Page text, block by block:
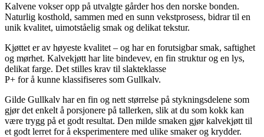
Kalvene vokser opp på utvalgte gårder hos den norske bonden.
Naturlig kosthold, sammen med en sunn vekstprosess, bidrar til en
unik kvalitet, uimotståelig smak og delikat tekstur.
Kjøttet er av høyeste kvalitet – og har en forutsigbar smak, saftighet
og mørhet. Kalvekjøtt har lite bindevev, en fin struktur og en lys,
delikat farge. Det stilles krav til slakteklasse
P+ for å kunne klassifiseres som Gullkalv.
Gilde Gullkalv har en fin og nett størrelse på stykningsdelene som
gjør det enkelt å porsjonere på tallerken, slik at du som kokk kan
være trygg på et godt resultat. Den milde smaken gjør kalvekjøtt til
et godt lerret for å eksperimentere med ulike smaker og krydder.